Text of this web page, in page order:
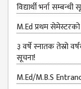
ACCOUNT
COMMITTEE
ADVISORY
COMMITTEE
COMMITTEE
विद्यार्थी भर्ना सम्बन्धी
M.Ed प्रथम
३ वर्षे स्नातक तेस्रो
सूचना!
M.Ed/M.B.S